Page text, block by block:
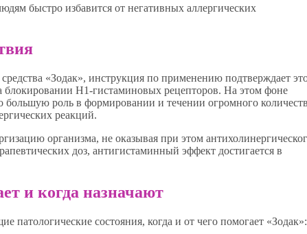
быстро избавится от негативных аллергических
«Зодак», инструкция по применению подтверждает
блокировании Н1-гистаминовых рецепторов. На этом фоне
большую роль в формировании и течении огромного
реакций.
организма, не оказывая при этом
доз, антигистаминный эффект достигается в
и когда назначают
состояния, когда и от чего помогает «Зодак»: